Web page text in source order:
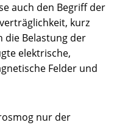
auch den Begriff der
kurz
die Belastung der
elektrische,
Felder und
nur der